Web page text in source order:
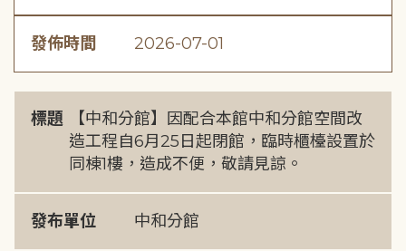
發佈時間 2026-07-01
標題
【中和分館】因配合本館中和分館空間改
造工程自6月25日起閉館，臨時櫃檯設置於
同棟1樓，造成不便，敬請見諒。
發布單位 中和分館